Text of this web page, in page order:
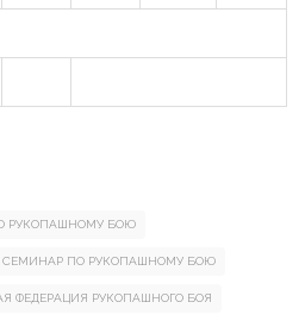
РУКОПАШНОМУ БОЮ
ПО РУКОПАШНОМУ БОЮ
ФЕДЕРАЦИЯ РУКОПАШНОГО БОЯ